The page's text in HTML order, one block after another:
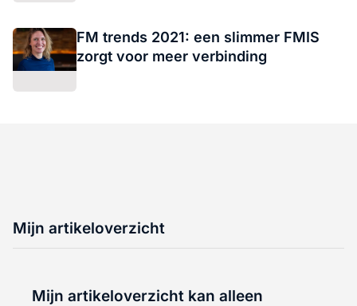
FM trends 2021: een slimmer FMIS
zorgt voor meer verbinding
Mijn artikeloverzicht
Mijn artikeloverzicht kan alleen